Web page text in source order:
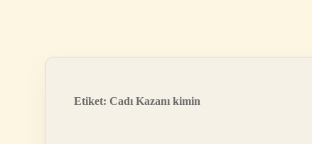
Etiket: Cadı Kazanı kimin